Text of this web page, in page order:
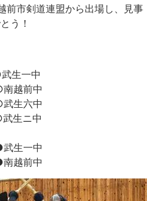
前市剣道連盟から出場し、見事
う！
一中
前中
六中
ニ中
一中
前中